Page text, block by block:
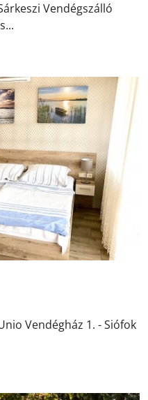
Vendégszálló
Vendégház 1. - Siófok